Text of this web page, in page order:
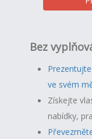
Bez
ve svém
Získejte
nabídky,